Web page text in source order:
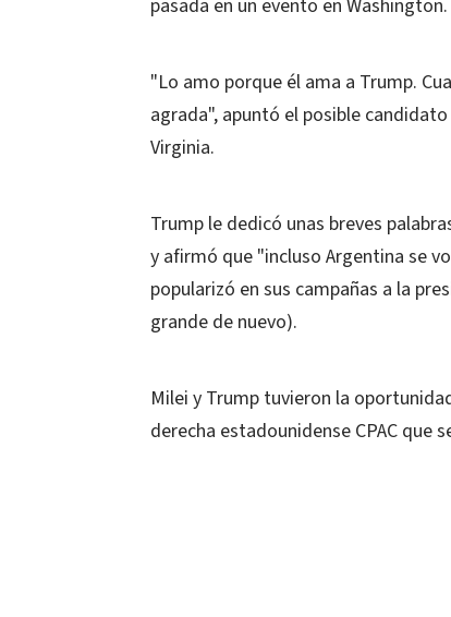
pasada en un evento en Washington.
"Lo amo porque él ama a Trump.
agrada", apuntó el posible
Virginia.
Trump le dedicó unas breves
y afirmó que "incluso Argentina se
popularizó en sus campañas a la
grande de nuevo).
Milei y Trump tuvieron la
derecha estadounidense CPAC que